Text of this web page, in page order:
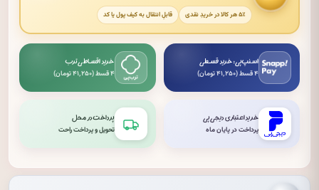
۵٪ هر کالا در خریدِ نقدی قابلِ انتقال به کیف پول یا کد
اسنپ‌پی: خرید قسطی
۴ قسط (۴۱٬۲۵۰ تومان)
خرید اقساطی ترب
۴ قسط (۴۱٬۲۵۰ تومان)
خرید اعتباری دیجی‌پی
پرداخت در پایان ماه
پرداخت در محل
تحویل و پرداخت راحت